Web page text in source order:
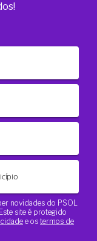
novidades do PSOL
. Este site é protegido
e os termos de